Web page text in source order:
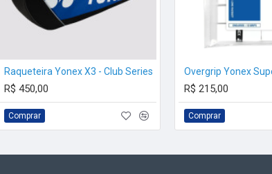
Raqueteira Yonex X3 - Club Series
R$ 450,00
Comprar
R$ 215,00
Comprar